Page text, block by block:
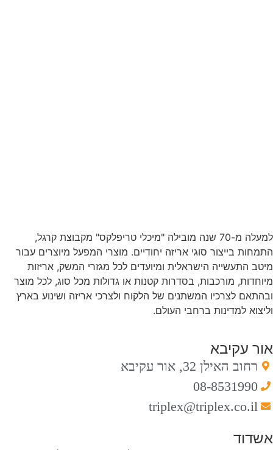
למעלה מ-70 שנה מובילה "מיכלי טריפלקס" מקבוצת קרגל,
התמחות בייצור סוגי אריזה יחודיים. מוצרי המפעל מיוצרים עבור
מיטב התעשייה הישראלית ומיועדים לכל מגזרי המשק, אריזות
מיוחדות, מורכבות, בסדרות קטנות או גדולות מכל סוג, לכל מוצר
ובהתאם לצרכיו המשתנים של הלקוח ולצרכי אריזה ושינוע בארץ
וליצוא למדינות ברחבי העולם.
אור עקיבא
רחוב האילן 32, אור עקיבא
08-8531990
triplex@triplex.co.il
אשדוד